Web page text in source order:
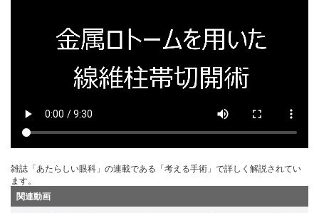
雑誌「あたらしい眼科」の連載である「考える手術」で詳しく解説されてい
ます。
関連動画